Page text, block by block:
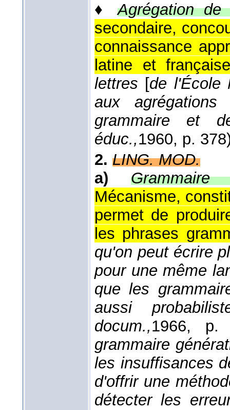
♦Agrégation de
secondaire,
connaissance
latine et
lettres [de l'École
aux
grammaire et
éduc.,1960, p.
2. LING. MOD.
a)
Grammaire
Mécanisme,
permet de
les phrases
qu'on peut écrire
pour une même
que les
aussi
docum.,1966, p.
grammaire
les insuffisances
d'offrir une
détecter les